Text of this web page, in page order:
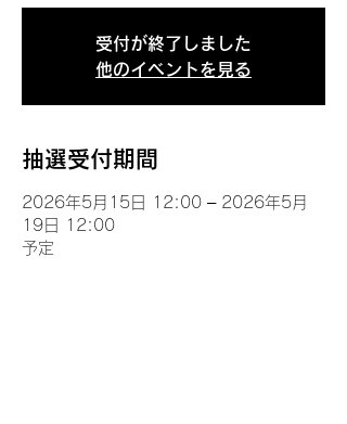
受付が終了しました
他のイベントを見る
抽選受付期間
2026年5月15日 12:00 – 2026年5月
19日 12:00
予定